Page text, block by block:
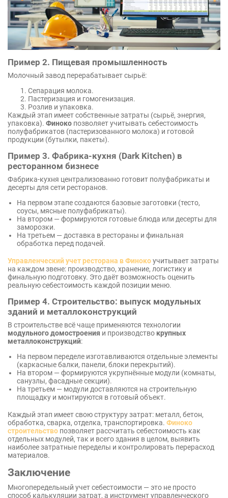
Пример 2. Пищевая промышленность
Молочный завод перерабатывает сырьё:
Сепарация молока.
Пастеризация и гомогенизация.
Розлив и упаковка.
Каждый этап имеет собственные затраты (сырьё, энергия,
упаковка). Финоко позволяет учитывать себестоимость
полуфабрикатов (пастеризованного молока) и готовой
продукции (бутылки, пакеты).
Пример 3. Фабрика-кухня (Dark Kitchen) в
ресторанном бизнесе
Фабрика-кухня централизованно готовит полуфабрикаты и
десерты для сети ресторанов.
На первом этапе создаются базовые заготовки (тесто,
соусы, мясные полуфабрикаты).
На втором — формируются готовые блюда или десерты для
заморозки.
На третьем — доставка в рестораны и финальная
обработка перед подачей.
Управленческий учет ресторана в Финокоучитывает затраты
на каждом звене: производство, хранение, логистику и
финальную подготовку. Это даёт возможность оценить
реальную себестоимость каждой позиции меню.
Пример 4. Строительство: выпуск модульных
зданий и металлоконструкций
В строительстве всё чаще применяются технологии
модульного домостроения и производство крупных
металлоконструкций:
На первом переделе изготавливаются отдельные элементы
(каркасные балки, панели, блоки перекрытий).
На втором — формируются укрупнённые модули (комнаты,
санузлы, фасадные секции).
На третьем — модули доставляются на строительную
площадку и монтируются в готовый объект.
Каждый этап имеет свою структуру затрат: металл, бетон,
обработка, сварка, отделка, транспортировка. Финоко
строительство позволяет рассчитать себестоимость как
отдельных модулей, так и всего здания в целом, выявить
наиболее затратные переделы и контролировать перерасход
материалов.
Заключение
Многопередельный учет себестоимости — это не просто
способ калькуляции затрат, а инструмент управленческого